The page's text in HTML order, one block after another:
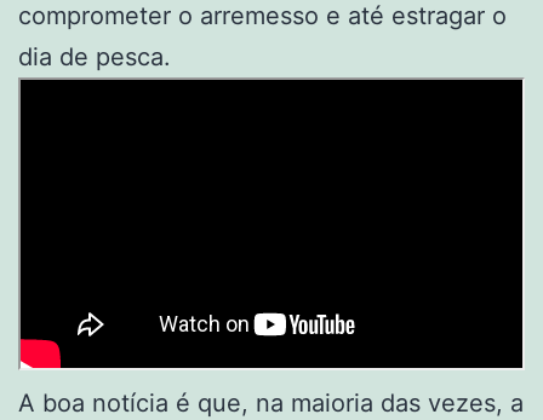
comprometer o arremesso e até estragar o
dia de pesca.
A boa notícia é que, na maioria das vezes, a